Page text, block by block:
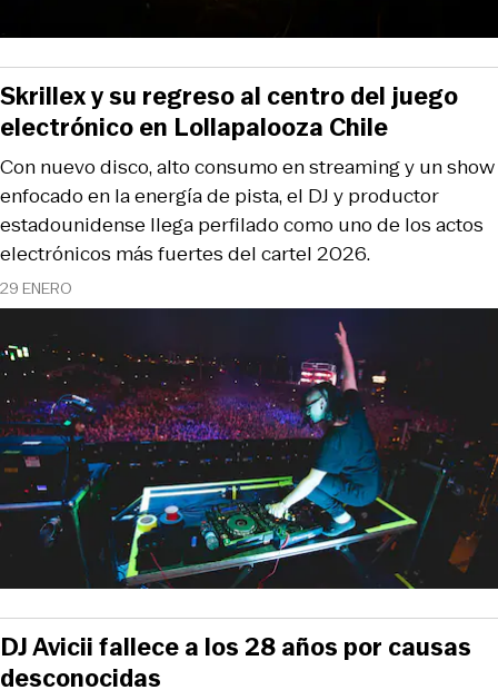
29 ENERO
Con nuevo disco, alto consumo en streaming y un show
enfocado en la energía de pista, el DJ y productor
estadounidense llega perfilado como uno de los actos
electrónicos más fuertes del cartel 2026.
Skrillex y su regreso al centro del juego
electrónico en Lollapalooza Chile
DJ Avicii fallece a los 28 años por causas
desconocidas